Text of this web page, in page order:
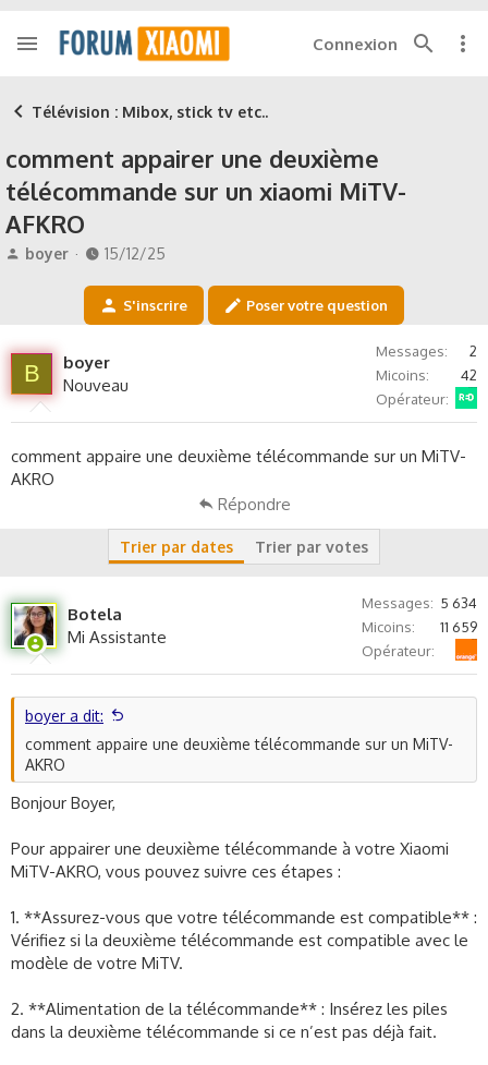
Connexion
Télévision : Mibox, stick tv etc..
comment appairer une deuxième
télécommande sur un xiaomi MiTV-
AFKRO
A
r
d
e
l
d
i
i
o
n
boyer
D
e
e
é
b
t
15/12/25
S'inscrire Poser votre question
B
boyer
Nouveau
Messages
2
Micoins
42
Opérateur
comment appaire une deuxième télécommande sur un MiTV-
AKRO
Répondre
Trier par dates Trier par votes
Botela
Mi Assistante
Messages
5 634
Micoins
11 659
Opérateur
boyer a dit:
comment appaire une deuxième télécommande sur un MiTV-
AKRO
Bonjour Boyer,
Pour appairer une deuxième télécommande à votre Xiaomi
MiTV-AKRO, vous pouvez suivre ces étapes :
1. **Assurez-vous que votre télécommande est compatible** :
Vérifiez si la deuxième télécommande est compatible avec le
modèle de votre MiTV.
2. **Alimentation de la télécommande** : Insérez les piles
dans la deuxième télécommande si ce n’est pas déjà fait.